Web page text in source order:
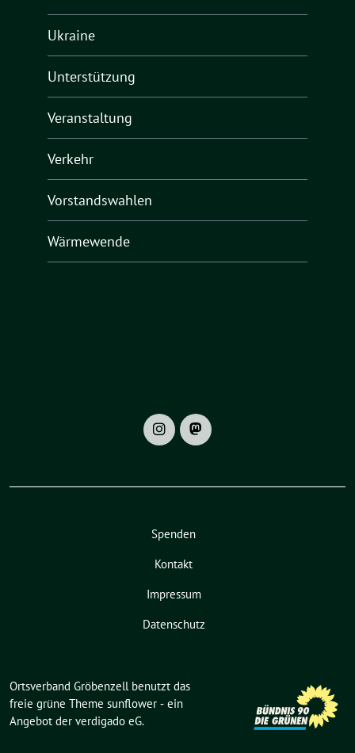
Ukraine
Unterstützung
Veranstaltung
Verkehr
Vorstandswahlen
Wärmewende
Spenden
Kontakt
Impressum
Datenschutz
Ortsverband Gröbenzell benutzt das
freie grüne Theme sunflower ‐ ein
Angebot der verdigado eG.